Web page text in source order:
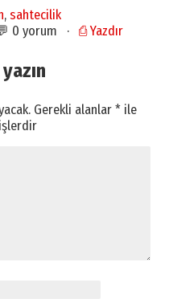
, sahtecilik
0 yorum · ⎙ Yazdır
Gerekli alanlar* ile